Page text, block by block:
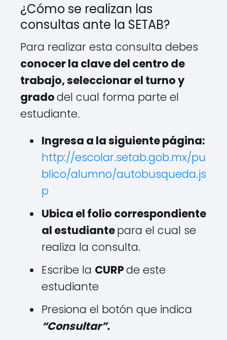
¿Cómo se realizan las
consultas ante la SETAB?
Para realizar esta consulta debes
conocer la clave del centro de
trabajo, seleccionar el turno y
gradodel cual forma parte el
estudiante.
Ingresa a la siguiente página:
http://escolar.setab.gob.mx/pu
blico/alumno/autobusqueda.js
p
Ubica el folio correspondiente
al estudiantepara el cual se
realiza la consulta.
Escribe la CURPde este
estudiante
Presiona el botón que indica
“Consultar”.